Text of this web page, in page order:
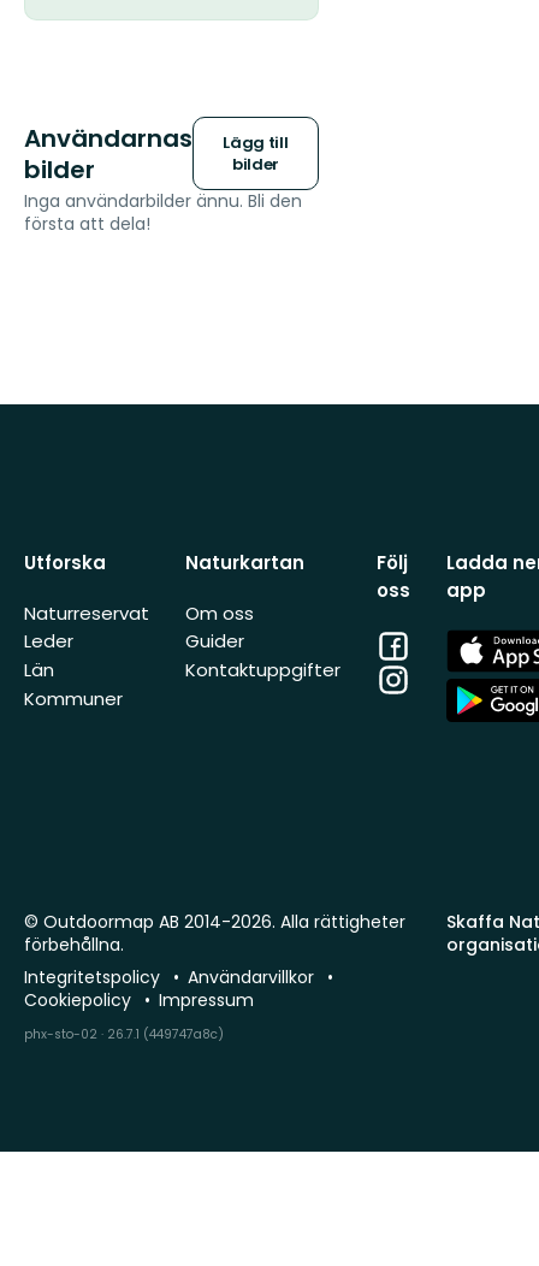
Användarnas
bilder
Lägg till
bilder
Inga användarbilder ännu. Bli den
första att dela!
Utforska
Naturreservat
Leder
Län
Kommuner
Naturkartan
Om oss
Guider
Kontaktuppgifter
Följ
oss
Facebook
Instagram
Ladda
app
App
Store
App
Store
Skaffa
© Outdoormap AB 2014-2026. Alla rättigheter
förbehållna.
Integritetspolicy
Användarvillkor
Cookiepolicy
Impressum
phx-sto-02 · 26.7.1 (449747a8c)